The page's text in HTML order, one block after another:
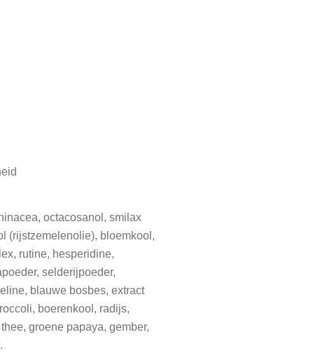
octacosanol, smilax
(rijstzemelenolie), bloemkool,
rutine, hesperidine,
selderijpoeder,
blauwe bosbes, extract
boerenkool, radijs,
groene papaya, gember,
.